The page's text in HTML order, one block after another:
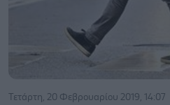
Τετάρτη, 20 Φεβρουαρίου 2019, 14:07